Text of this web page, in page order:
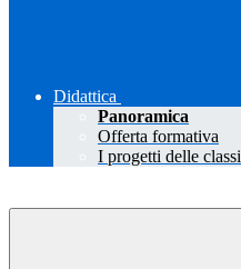
Didattica
Panoramica
Offerta formativa
I progetti delle classi